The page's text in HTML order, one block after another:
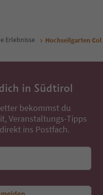
Erlebnisse Hochseilgarten Col
in Südtirol
bekommst du
Veranstaltungs-Tipps
ins Postfach.